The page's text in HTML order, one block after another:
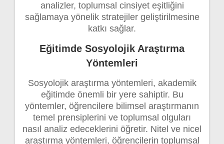
analizler, toplumsal cinsiyet eşitliğini
sağlamaya yönelik stratejiler geliştirilmesine
katkı sağlar.
Eğitimde Sosyolojik Araştırma
Yöntemleri
Sosyolojik araştırma yöntemleri, akademik
eğitimde önemli bir yere sahiptir. Bu
yöntemler, öğrencilere bilimsel araştırmanın
temel prensiplerini ve toplumsal olguları
nasıl analiz edeceklerini öğretir. Nitel ve nicel
araştırma yöntemleri, öğrencilerin toplumsal